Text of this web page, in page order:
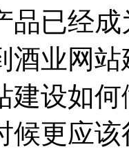
品已经
酒业网
建设如
候更应